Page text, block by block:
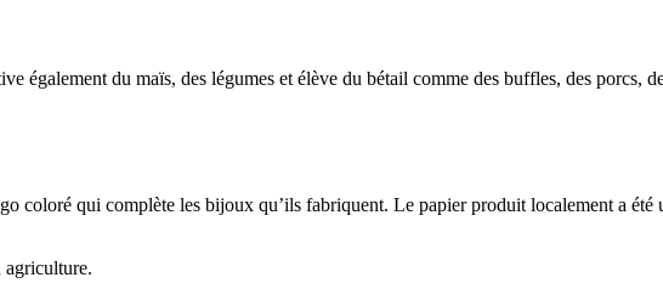
également du maïs, des légumes et élève du bétail comme des buffles, des porcs,
coloré qui complète les bijoux qu’ils fabriquent. Le papier produit localement a été
agriculture.